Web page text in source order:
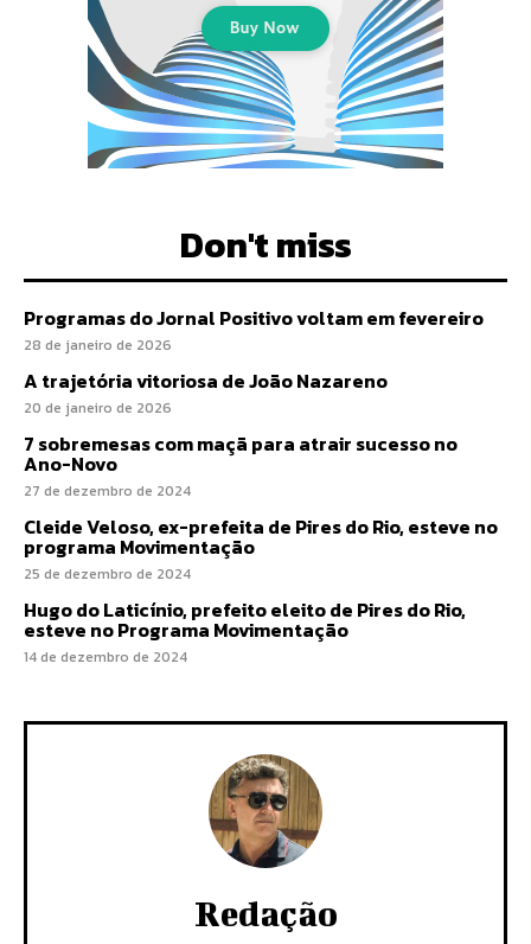
Don't miss
Programas do Jornal Positivo voltam em fevereiro
28 de janeiro de 2026
A trajetória vitoriosa de João Nazareno
20 de janeiro de 2026
7 sobremesas com maçã para atrair sucesso no
Ano-Novo
27 de dezembro de 2024
Cleide Veloso, ex-prefeita de Pires do Rio, esteve no
programa Movimentação
25 de dezembro de 2024
Hugo do Laticínio, prefeito eleito de Pires do Rio,
esteve no Programa Movimentação
14 de dezembro de 2024
Redação